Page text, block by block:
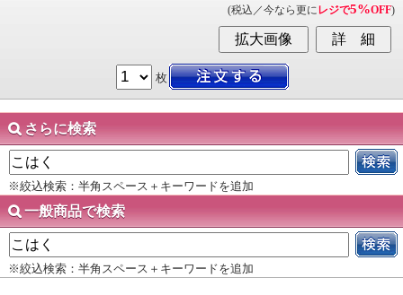
(税込／今なら更に レジで5%OFF)
枚
さらに検索
※絞込検索：半角スペース＋キーワードを追加
一般商品で検索
※絞込検索：半角スペース＋キーワードを追加